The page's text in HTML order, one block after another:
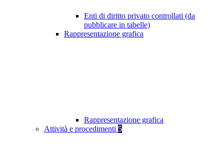
Enti di diritto privato controllati (da
pubblicare in tabelle)
Rappresentazione grafica
Rappresentazione grafica
Attività e procedimenti 5